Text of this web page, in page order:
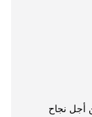
أجل نجاح